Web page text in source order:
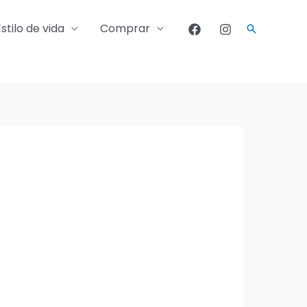
de vida Comprar Buscar